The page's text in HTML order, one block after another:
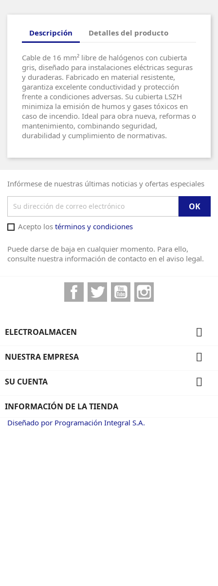
Descripción Detalles del producto
Cable de 16 mm² libre de halógenos con cubierta
gris, diseñado para instalaciones eléctricas seguras
y duraderas. Fabricado en material resistente,
garantiza excelente conductividad y protección
frente a condiciones adversas. Su cubierta LSZH
minimiza la emisión de humos y gases tóxicos en
caso de incendio. Ideal para obra nueva, reformas o
mantenimiento, combinando seguridad,
durabilidad y cumplimiento de normativas.
Infórmese de nuestras últimas noticias y ofertas especiales
Acepto los términos y condiciones
Puede darse de baja en cualquier momento. Para ello,
consulte nuestra información de contacto en el aviso legal.
FacebookTwitter YouTube
ELECTROALMACEN 
NUESTRA EMPRESA 
SU CUENTA 
INFORMACIÓN DE LA TIENDA
Diseñado por Programación Integral S.A.